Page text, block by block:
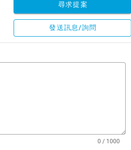
尋求提案
發送訊息/詢問
0 / 1000